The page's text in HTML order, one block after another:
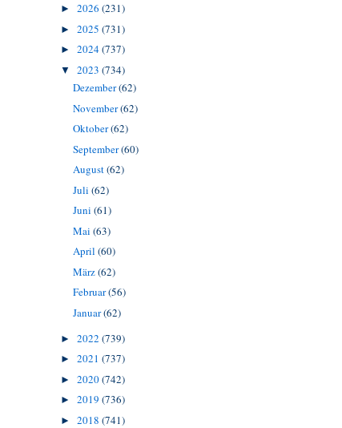
► 2026 (231)
► 2025 (731)
► 2024(737)
▼ 2023 (734)
Dezember(62)
November(62)
Oktober(62)
September(60)
August(62)
Juli (62)
Juni (61)
Mai (63)
April (60)
März(62)
Februar(56)
Januar(62)
► 2022 (739)
► 2021 (737)
► 2020(742)
► 2019 (736)
► 2018 (741)